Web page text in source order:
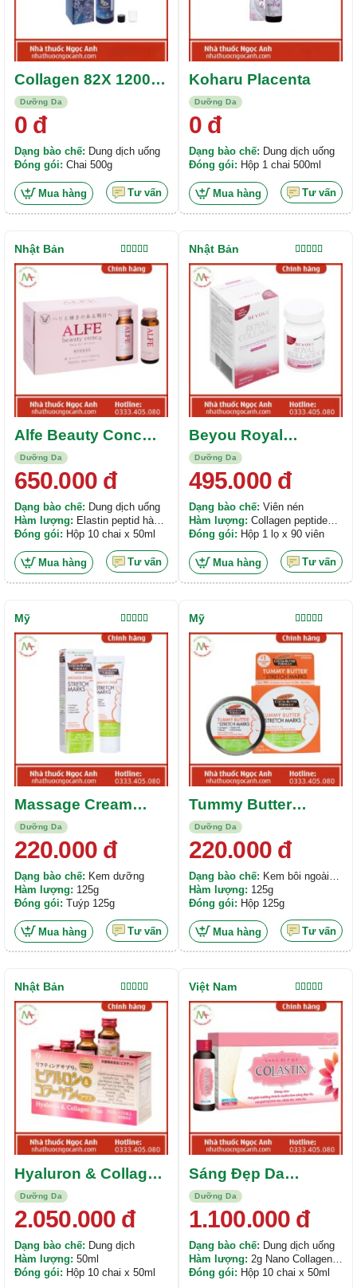
Dưỡng Da
Collagen 82X 120000
Classic
0 đ
Dạng bào chế: Dung dịch uống
Đóng gói: Chai 500g
Mua hàng Tư vấn
Dưỡng Da
Koharu Placenta
0 đ
Dạng bào chế: Dung dịch uống
Đóng gói: Hộp 1 chai 500ml
Mua hàng Tư vấn
Dưỡng Da
Alfe Beauty Conc
(Dạng nước)
Được xếp
hạng4.00
650.000đ
Dạng bào chế: Dung dịch uống
Hàm lượng: Elastin peptid hàm
lượng 10mg. Sắt hàm lượng
5mg. Vitamin B6 hàm lượng
5mg. Collagen peptid hàm lượng
5g. Acid hyaluronic hàm lượng
Đóng gói: Hộp 10 chai x 50ml
Mua hàng Tư vấn
Nhật Bản
Dưỡng Da
Beyou Royal
Collagen
Được xếp
hạng5.00
495.000đ
Dạng bào chế: Viên nén
Hàm lượng: Collagen peptide
(Collagen cá) có hàm lượng
200mg. Elastine hàm lượng
4mg. Vitamin C hàm lượng
10mg. Sữa ong chúa có hàm
Đóng gói: Hộp 1 lọ x 90 viên
Mua hàng Tư vấn
Nhật Bản
Dưỡng Da
Massage Cream
Stretch Marks
Palmer’s
Được xếp
hạng5.00
220.000đ
Dạng bào chế: Kem dưỡng
Hàm lượng: 125g
Đóng gói: Tuýp 125g
Mua hàng Tư vấn
Mỹ
Dưỡng Da
Tummy Butter
Stretch Mark
Palmer’s
Được xếp
hạng5.00
sao
220.000đ
Dạng bào chế: Kem bôi ngoài
da
Hàm lượng: 125g
Đóng gói: Hộp 125g
Mua hàng Tư vấn
Mỹ
Dưỡng Da
Hyaluron & Collagen
Plus
Được xếp
hạng5.00
2.050.000đ
Dạng bào chế: Dung dịch
Hàm lượng: 50ml
Đóng gói: Hộp 10 chai x 50ml
Nhật Bản
Dưỡng Da
Sáng Đẹp Da
Colastin
Được xếp
hạng5.00
1.100.000đ
Dạng bào chế: Dung dịch uống
Hàm lượng: 2g Nano Collagen.
20mg Kẽm Gluconate. 22,4IU
Đóng gói: Hộp 10 chai x 50ml
Việt Nam